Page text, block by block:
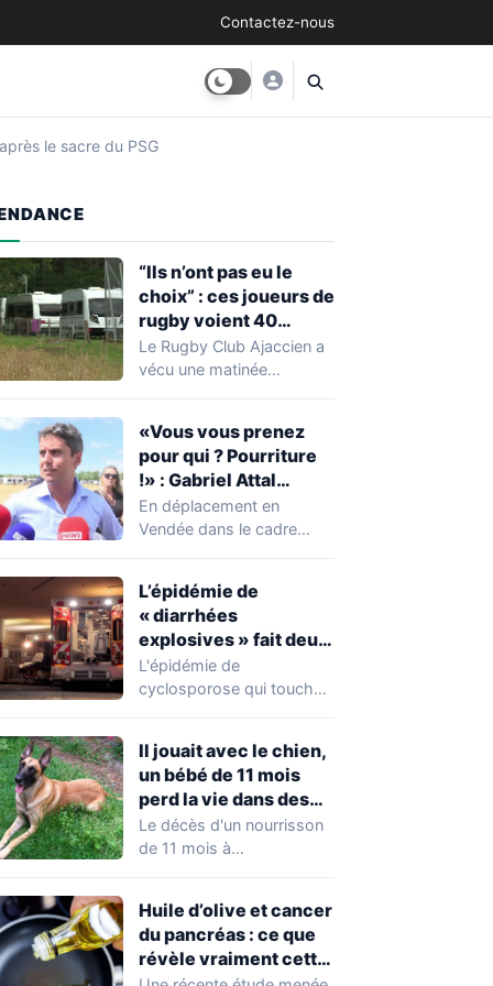
Contactez-nous
le sacre du PSG
“Ils n’ont pas eu le
choix” : ces joueurs de
rugby voient 40
caravanes de gens du
voyage s’installer
heure
Le Rugby Club Ajaccien a
vécu une matinée
découverte d'une…
«Vous vous prenez
pour qui ? Pourriture
!» : Gabriel Attal
chahuté sur un
campement illégal
En déplacement en
Vendée dans le cadre
occupations…
L’épidémie de
« diarrhées
explosives » fait deux
premiers morts
L'épidémie de
cyclosporose qui touche
aggravation. Les autorités
sanitaires…
Il jouait avec le chien,
un bébé de 11 mois
perd la vie dans des
circonstances
horribles
Le décès d'un nourrisson
de 11 mois à
profondément…
Huile d’olive et cancer
du pancréas : ce que
révèle vraiment cette